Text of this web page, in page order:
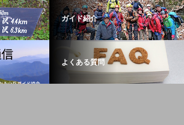
ガイド紹介
よくある質問